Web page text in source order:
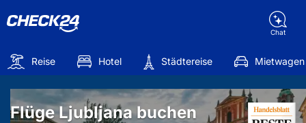
Chat
Reise Hotel Städtereise Mietwagen
Flüge Ljubljana buchen